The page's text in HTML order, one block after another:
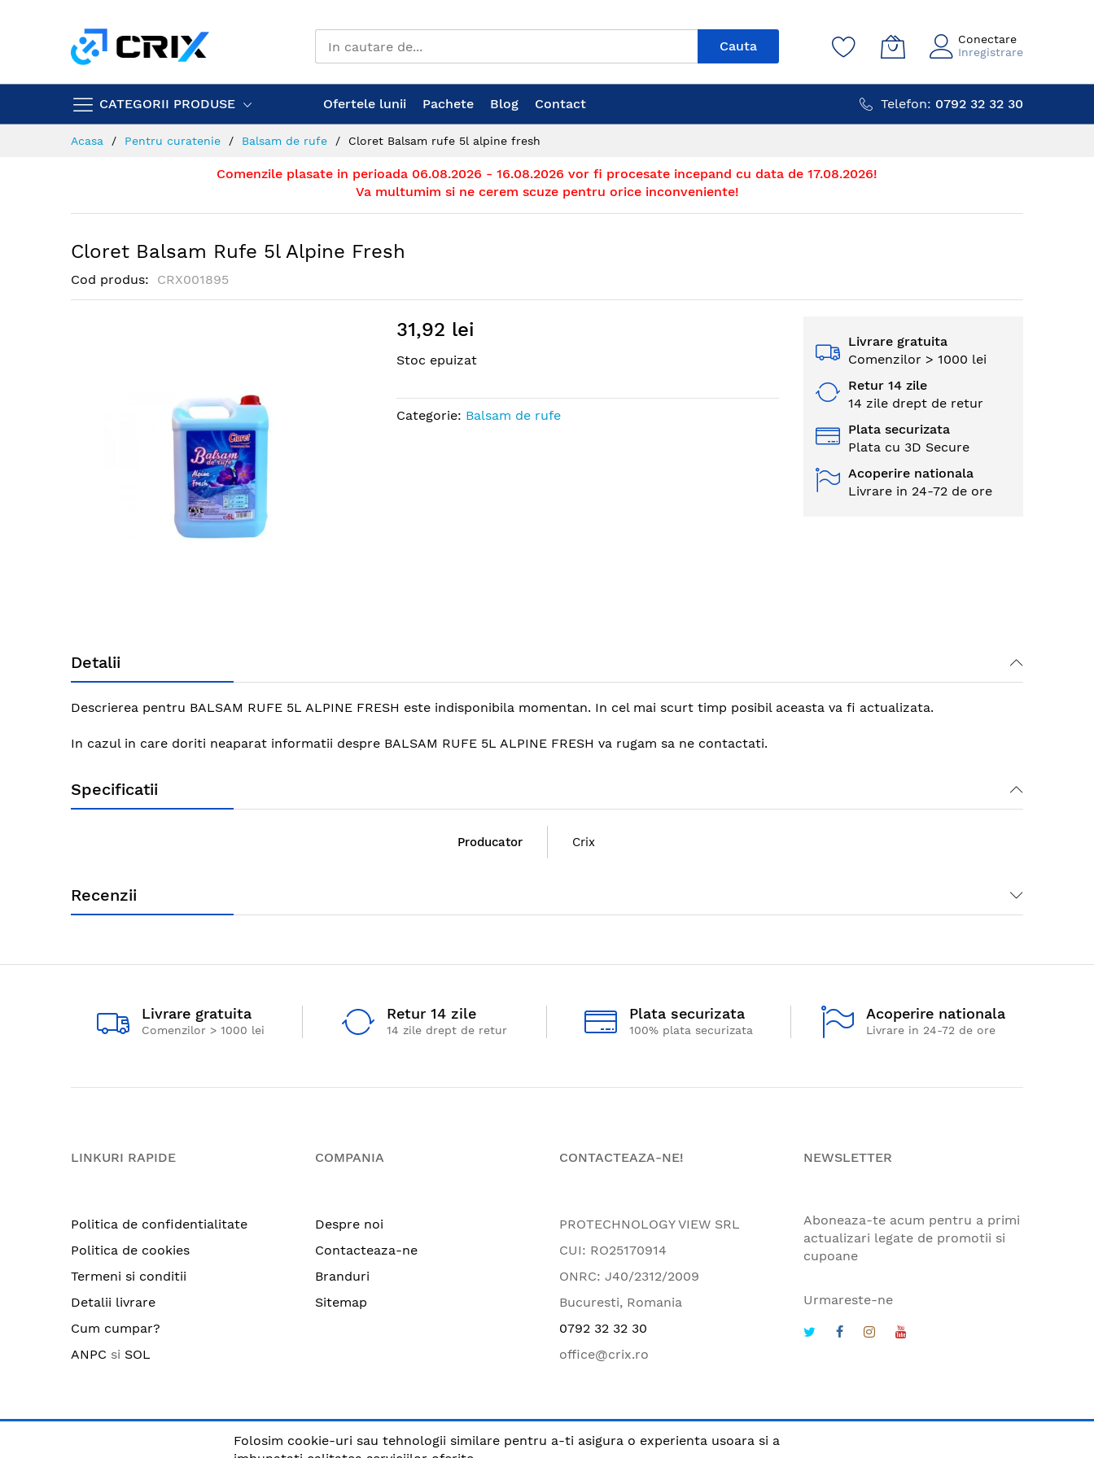
CATEGORII PRODUSE
Cauta
Conectare
Inregistrare
Ofertele lunii Pachete Blog Contact Telefon: 0792 32 32 30
Acasa Pentru curatenie Balsam de rufe Cloret Balsam rufe 5l alpine fresh
Comenzile plasate in perioada 06.08.2026 - 16.08.2026 vor fi procesate incepand cu data de 17.08.2026!
Va multumim si ne cerem scuze pentru orice inconveniente!
Cloret Balsam Rufe 5l Alpine Fresh
Cod produs CRX001895
the
beginning
the
gallery
31,92 lei
Stoc epuizat
Categorie: Balsam de rufe
Livrare gratuita
Comenzilor > 1000 lei
Retur 14 zile
14 zile drept de retur
Plata securizata
Plata cu 3D Secure
Acoperire nationala
Livrare in 24-72 de ore
Detalii
Descrierea pentru BALSAM RUFE 5L ALPINE FRESH este indisponibila momentan. In cel mai scurt timp posibil aceasta va fi actualizata.
In cazul in care doriti neaparat informatii despre BALSAM RUFE 5L ALPINE FRESH va rugam sa ne contactati.
Specificatii
Producator Crix
Recenzii
Livrare gratuita
Comenzilor > 1000 lei
Retur 14 zile
14 zile drept de retur
Plata securizata
100% plata securizata
Acoperire nationala
Livrare in 24-72 de ore
LINKURI RAPIDE
Politica de confidentialitate
Politica de cookies
Termeni si conditii
Detalii livrare
Cum cumpar?
ANPC si SOL
COMPANIA
Despre noi
Contacteaza-ne
Branduri
Sitemap
CONTACTEAZA-NE!
PROTECHNOLOGY VIEW SRL
CUI: RO25170914
ONRC: J40/2312/2009
Bucuresti, Romania
0792 32 32 30
office@crix.ro
NEWSLETTER
Aboneaza-te acum pentru a primi
actualizari legate de promotii si
cupoane
Urmareste-ne
© CRIX.ro / RO25170914 / Toate drepturile rezervate.Folosim cookie-uri sau tehnologii similare pentru a-ti asigura o experienta usoara si a